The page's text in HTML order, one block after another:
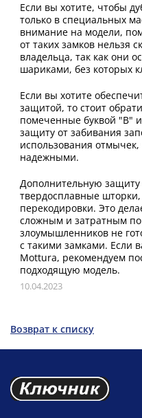
Если вы хотите, чтобы
только в специальных
внимание на модели,
от таких замков нельзя
владельца, так как они
шариками, без которых
Если вы хотите
защитой, то стоит
помеченные буквой "B"
защиту от забивания
использования отмычек,
надежными.
Дополнительную
твердосплавные
перекодировки. Это
сложным и затратным
злоумышленников не
с такими замками. Если
Mottura, рекомендуем
подходящую модель.
10.04.2023
Возврат к списку